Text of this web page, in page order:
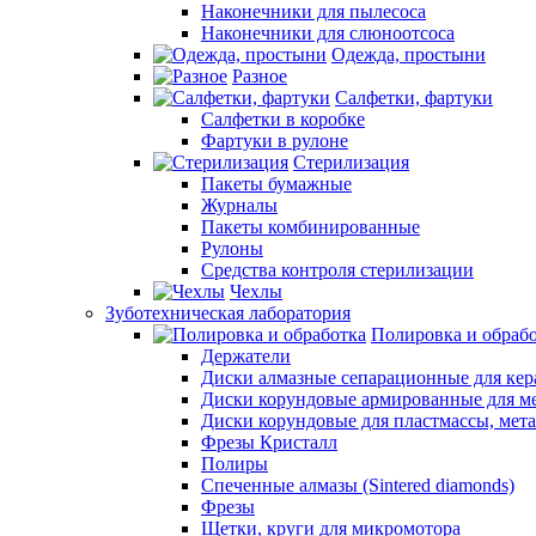
Наконечники для пылесоса
Наконечники для слюноотсоса
Одежда, простыни
Разное
Салфетки, фартуки
Салфетки в коробке
Фартуки в рулоне
Стерилизация
Пакеты бумажные
Журналы
Пакеты комбинированные
Рулоны
Средства контроля стерилизации
Чехлы
Зуботехническая лаборатория
Полировка и
Держатели
Диски алмазные сепарационные для
Диски корундовые армированные для
Диски корундовые для пластмассы,
Фрезы Кристалл
Полиры
Спеченные алмазы (Sintered diamonds)
Фрезы
Щетки, круги для микромотора